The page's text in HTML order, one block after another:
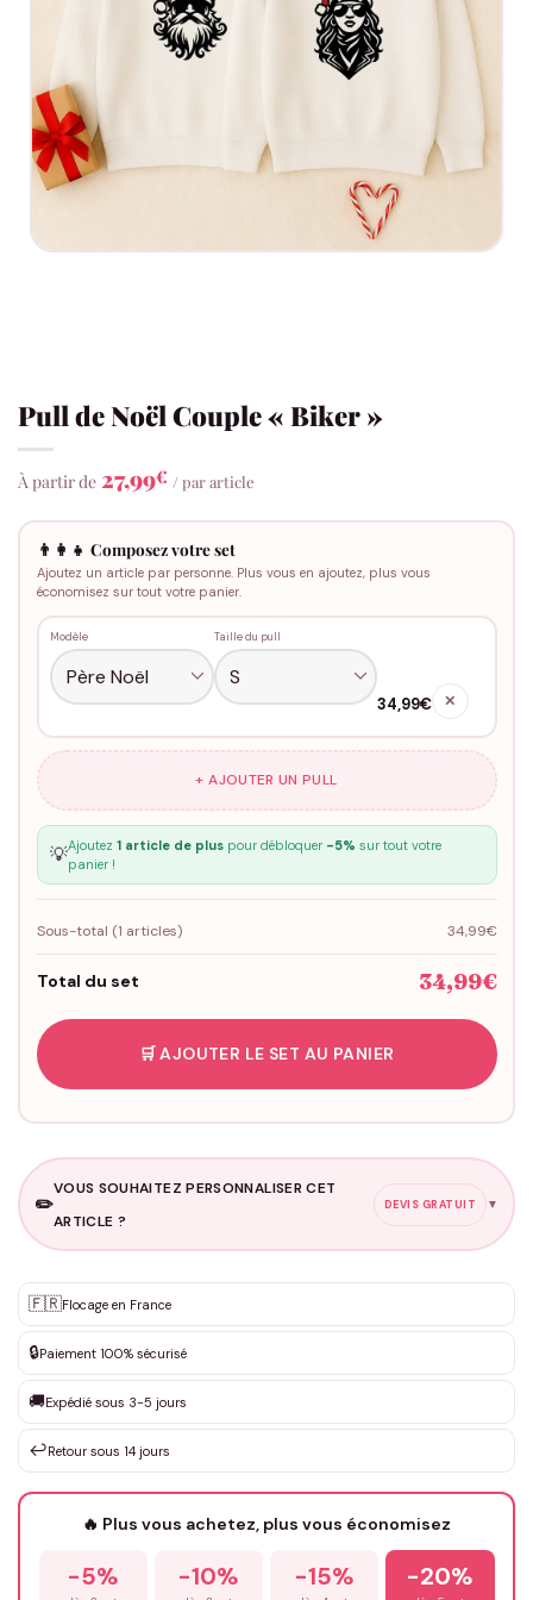
Pull de Noël Couple « Biker »
À partir de 27,99€ / par article
👨‍👩‍👧 Composez votre set
Ajoutez un article par personne. Plus vous en ajoutez, plus vous
économisez sur tout votre panier.
Modèle Taille du pull
34,99€ ✕
+ AJOUTER UN PULL
💡Ajoutez 1 article de pluspour débloquer -5% sur tout votre
panier !
Sous-total (1 articles) 34,99€
Total du set 34,99€
🛒 AJOUTER LE SET AU PANIER
✏️
VOUS SOUHAITEZ PERSONNALISER CET
ARTICLE ?
DEVIS GRATUIT ▼
✨ Personnalisation sur mesure
DEVIS GRATUIT · Personnalisation de 3 à 10€ selon la demande
Que souhaitez-vous ?*
Votre texte / idée*
Prénom*
🇫🇷Flocage en France
🔒Paiement 100% sécurisé
🚚Expédié sous 3-5 jours
↩️Retour sous 14 jours
🔥 Plus vous achetez, plus vous économisez
-5% -10% -15% -20%